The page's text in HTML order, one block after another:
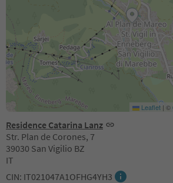
Residence Catarina Lanz
Str. Plan de Corones, 7
39030 San Vigilio BZ
IT
CIN: IT021047A1OFHG4YH3
Leaflet | ©